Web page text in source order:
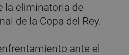
la eliminatoria de
de la Copa del Rey.
ante el